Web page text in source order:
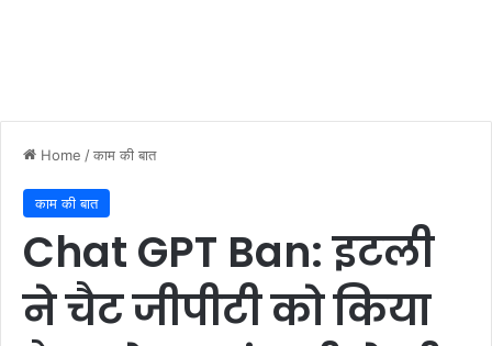
Home /काम की बात
काम की बात
Chat GPT Ban: इटली
ने चैट जीपीटी को किया